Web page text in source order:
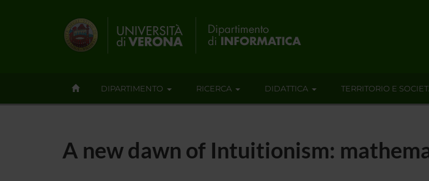
DIPARTIMENTO RICERCA DIDATTICA TERRITORIO E
A new dawn of Intuitionism: